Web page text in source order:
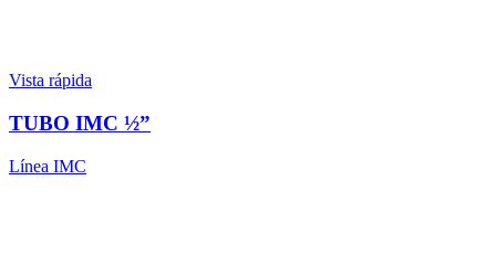
Vista rápida
TUBO IMC ½”
Línea IMC